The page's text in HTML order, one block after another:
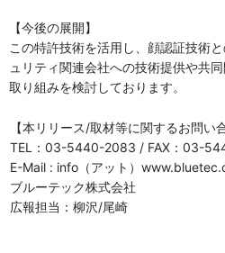
【今後の展開】
この特許技術を活用し、顔認証技術
ュリティ関連会社への技術提供や共
取り組みを検討しております。
【本リリース/取材等に関するお問い
TEL：03-5440-2083 / FAX：03-
E-Mail : info（アット）
ブルーテック株式会社
広報担当：柳沢/尾崎